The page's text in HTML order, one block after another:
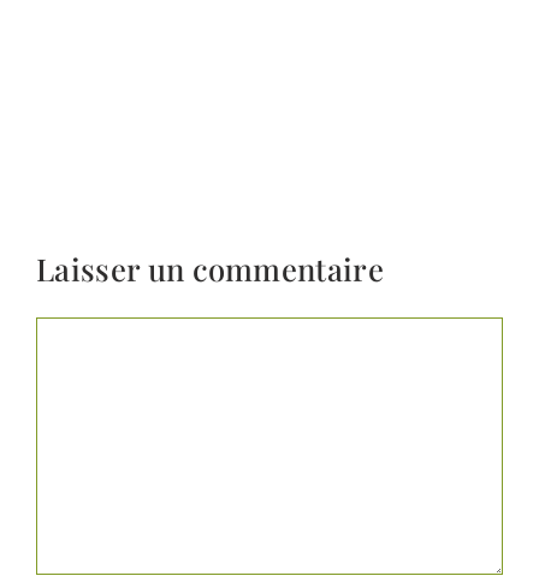
Laisser un commentaire